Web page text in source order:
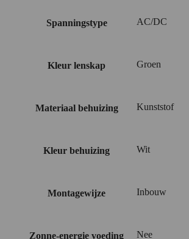
Spanningstype AC/DC
Kleur lenskap Groen
Materiaal behuizing Kunststof
Kleur behuizing Wit
Montagewijze Inbouw
Zonne-energie voeding Nee